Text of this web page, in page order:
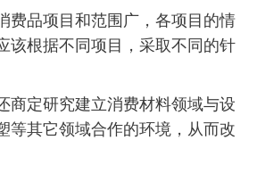
影 新华广播
品项目和范围广，各项目的情
该根据不同项目，采取不同的针
定研究建立消费材料领域与设
等其它领域合作的环境，从而改